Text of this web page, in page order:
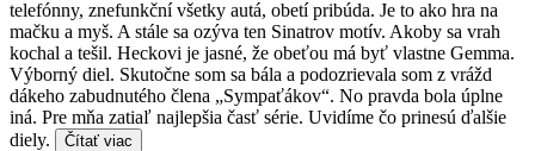
telefónny, znefunkční všetky autá, obetí pribúda. Je to ako hra na
mačku a myš. A stále sa ozýva ten Sinatrov motív. Akoby sa vrah
kochal a tešil. Heckovi je jasné, že obeťou má byť vlastne Gemma.
Výborný diel. Skutočne som sa bála a podozrievala som z vrážd
dákeho zabudnutého člena „Sympaťákov“. No pravda bola úplne
iná. Pre mňa zatiaľ najlepšia časť série. Uvidíme čo prinesú ďalšie
diely.
Čítať viac